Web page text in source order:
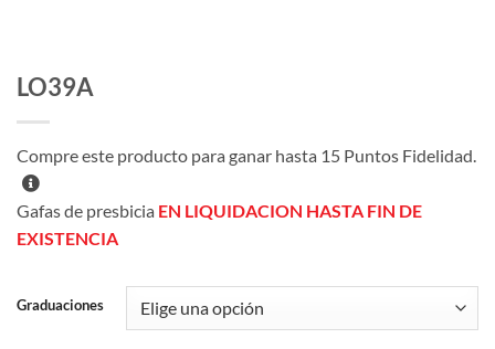
LO39A
Compre este producto para ganar hasta 15 Puntos Fidelidad.
Gafas de presbicia EN LIQUIDACION HASTA FIN DE
EXISTENCIA
Graduaciones